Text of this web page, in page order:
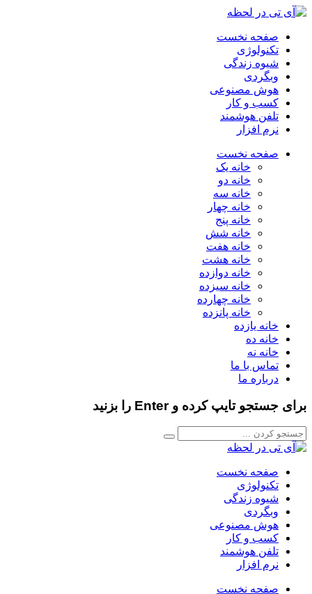
صفحه نخست
تکنولوژی
شیوه زندگی
وبگردی
هوش مصنوعی
کسب و کار
تلفن هوشمند
نرم افزار
صفحه نخست
خانه یک
خانه دو
خانه سه
خانه چهار
خانه پنج
خانه شش
خانه هفت
خانه هشت
خانه دوازده
خانه سیزده
خانه چهارده
خانه پانزده
خانه یازده
خانه ده
خانه نه
تماس با ما
درباره ما
برای جستجو تایپ کرده و Enter را بزنید
صفحه نخست
تکنولوژی
شیوه زندگی
وبگردی
هوش مصنوعی
کسب و کار
تلفن هوشمند
نرم افزار
صفحه نخست